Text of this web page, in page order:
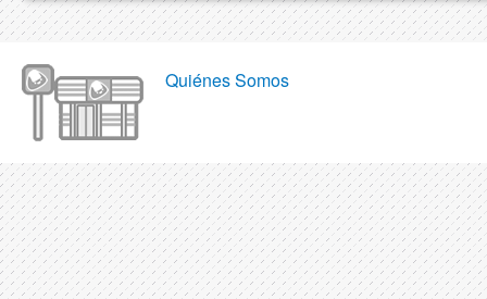
Quiénes Somos